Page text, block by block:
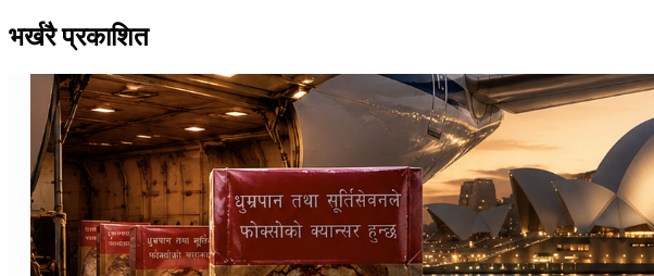
भर्खरै प्रकाशित